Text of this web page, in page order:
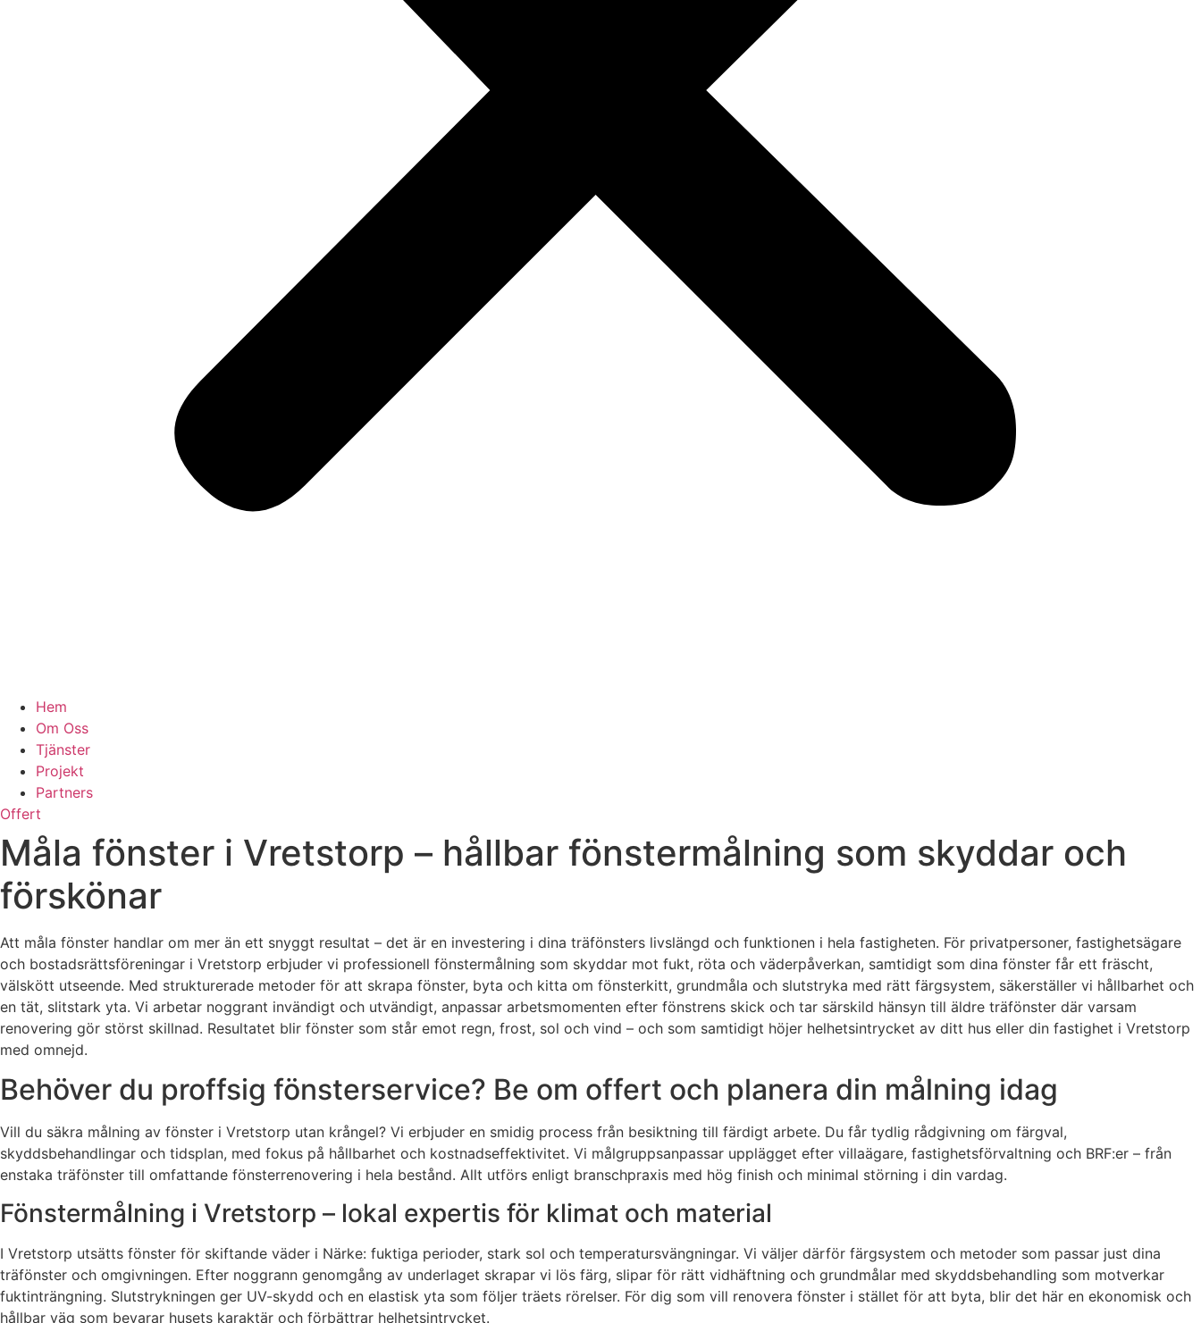
Hem
Om Oss
Tjänster
Projekt
Partners
Offert
Måla fönster i Vretstorp – hållbar fönstermålning som skyddar och
förskönar
Att måla fönster handlar om mer än ett snyggt resultat – det är en investering i dina träfönsters livslängd och funktionen i hela fastigheten. För privatpersoner, fastighetsägare
och bostadsrättsföreningar i Vretstorp erbjuder vi professionell fönstermålning som skyddar mot fukt, röta och väderpåverkan, samtidigt som dina fönster får ett fräscht,
välskött utseende. Med strukturerade metoder för att skrapa fönster, byta och kitta om fönsterkitt, grundmåla och slutstryka med rätt färgsystem, säkerställer vi hållbarhet och
en tät, slitstark yta. Vi arbetar noggrant invändigt och utvändigt, anpassar arbetsmomenten efter fönstrens skick och tar särskild hänsyn till äldre träfönster där varsam
renovering gör störst skillnad. Resultatet blir fönster som står emot regn, frost, sol och vind – och som samtidigt höjer helhetsintrycket av ditt hus eller din fastighet i Vretstorp
med omnejd.
Behöver du proffsig fönsterservice? Be om offert och planera din målning idag
Vill du säkra målning av fönster i Vretstorp utan krångel? Vi erbjuder en smidig process från besiktning till färdigt arbete. Du får tydlig rådgivning om färgval,
skyddsbehandlingar och tidsplan, med fokus på hållbarhet och kostnadseffektivitet. Vi målgruppsanpassar upplägget efter villaägare, fastighetsförvaltning och BRF:er – från
enstaka träfönster till omfattande fönsterrenovering i hela bestånd. Allt utförs enligt branschpraxis med hög finish och minimal störning i din vardag.
Fönstermålning i Vretstorp – lokal expertis för klimat och material
I Vretstorp utsätts fönster för skiftande väder i Närke: fuktiga perioder, stark sol och temperatursvängningar. Vi väljer därför färgsystem och metoder som passar just dina
träfönster och omgivningen. Efter noggrann genomgång av underlaget skrapar vi lös färg, slipar för rätt vidhäftning och grundmålar med skyddsbehandling som motverkar
fuktinträngning. Slutstrykningen ger UV-skydd och en elastisk yta som följer träets rörelser. För dig som vill renovera fönster i stället för att byta, blir det här en ekonomisk och
hållbar väg som bevarar husets karaktär och förbättrar helhetsintrycket.